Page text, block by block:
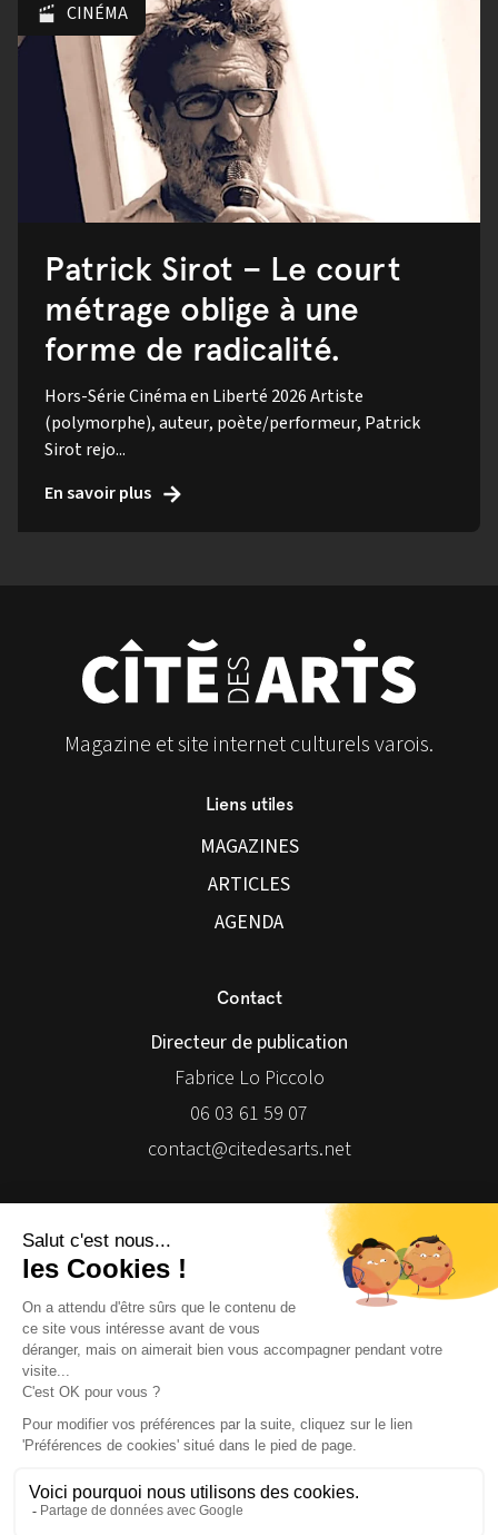
CINÉMA
Patrick Sirot – Le court
métrage oblige à une
forme de radicalité.
Hors-Série Cinéma en Liberté 2026 Artiste
(polymorphe), auteur, poète/performeur, Patrick
Sirot rejo...
En savoir plus
Magazine et site internet culturels varois.
Liens utiles
MAGAZINES
ARTICLES
AGENDA
Contact
Directeur de publication
Fabrice Lo Piccolo
06 03 61 59 07
contact@citedesarts.net
© 2026 | Cité des Arts | Tous droits réservés